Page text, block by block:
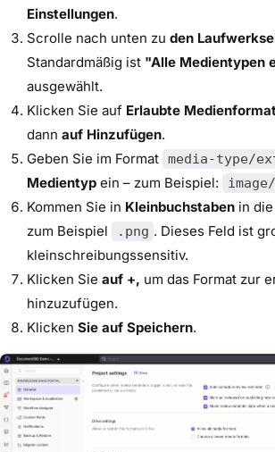
Einstellungen.
Scrolle nach unten zu den
Standardmäßig ist "Alle Medientypen
ausgewählt.
Klicken Sie auf Erlaubte
dann auf Hinzufügen.
Geben Sie im Format media-type/
Medientyp ein – zum Beispiel:
Kommen Sie in Kleinbuchstaben in
zum Beispiel
.png . Dieses Feld ist
kleinschreibungssensitiv.
Klicken Sie auf +, um das Format zur
hinzuzufügen.
Klicken Sie auf Speichern.